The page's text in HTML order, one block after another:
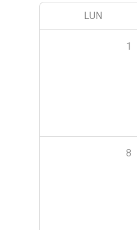
LUN
1
8